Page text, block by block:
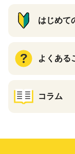
はじめて
よくある
コラム